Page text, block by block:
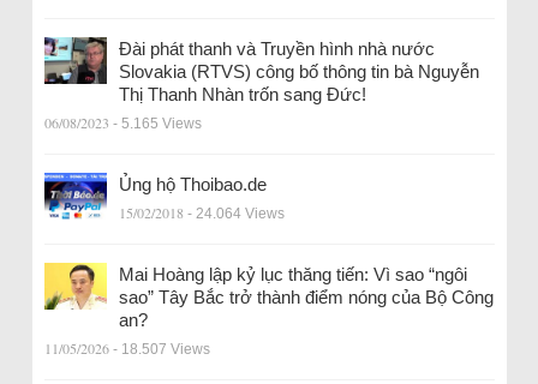
Đài phát thanh và Truyền hình nhà nước
Slovakia (RTVS) công bố thông tin bà Nguyễn
Thị Thanh Nhàn trốn sang Đức!
06/08/2023 - 5.165 Views
Ủng hộ Thoibao.de
15/02/2018 - 24.064 Views
Mai Hoàng lập kỷ lục thăng tiến: Vì sao “ngôi
sao” Tây Bắc trở thành điểm nóng của Bộ Công
an?
11/05/2026 - 18.507 Views